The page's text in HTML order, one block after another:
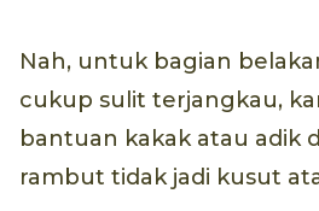
Nah, untuk bagian
cukup sulit terjangkau,
bantuan kakak atau adik
rambut tidak jadi kusut